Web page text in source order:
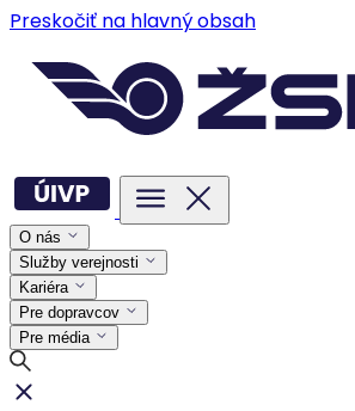
Preskočiť na hlavný obsah
O nás
Služby verejnosti
Kariéra
Pre dopravcov
Pre média